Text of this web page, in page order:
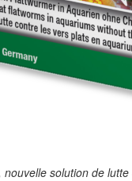
nouvelle solution de